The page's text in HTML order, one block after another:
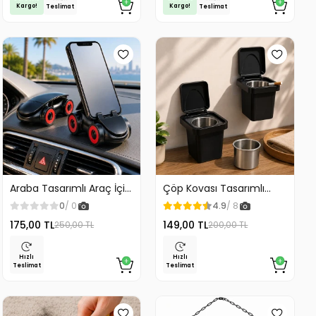
Kargo!
Teslimat
Kargo!
Teslimat
Araba Tasarımlı Araç İçi
Telefon Tutucu 360
Dönebilen Ayarlı
0/ 0
175,00 TL250,00 TL
Hızlı
Teslimat
Çöp Kovası Tasarımlı
Küllük Duvar Masaüstü
ve Araç İçin Uygun
Kullanım
4.9/ 8
149,00 TL200,00 TL
Hızlı
Teslimat